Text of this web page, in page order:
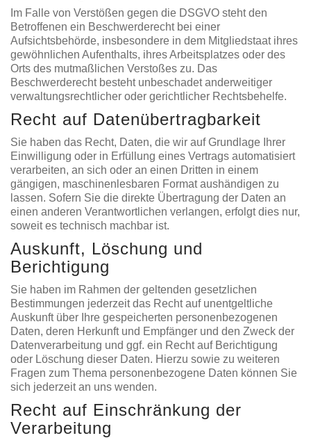
Im Falle von Verstößen gegen die DSGVO steht den
Betroffenen ein Beschwerderecht bei einer
Aufsichtsbehörde, insbesondere in dem Mitgliedstaat ihres
gewöhnlichen Aufenthalts, ihres Arbeitsplatzes oder des
Orts des mutmaßlichen Verstoßes zu. Das
Beschwerderecht besteht unbeschadet anderweitiger
verwaltungsrechtlicher oder gerichtlicher Rechtsbehelfe.
Recht auf Daten­übertrag­barkeit
Sie haben das Recht, Daten, die wir auf Grundlage Ihrer
Einwilligung oder in Erfüllung eines Vertrags automatisiert
verarbeiten, an sich oder an einen Dritten in einem
gängigen, maschinenlesbaren Format aushändigen zu
lassen. Sofern Sie die direkte Übertragung der Daten an
einen anderen Verantwortlichen verlangen, erfolgt dies nur,
soweit es technisch machbar ist.
Auskunft, Löschung und
Berichtigung
Sie haben im Rahmen der geltenden gesetzlichen
Bestimmungen jederzeit das Recht auf unentgeltliche
Auskunft über Ihre gespeicherten personenbezogenen
Daten, deren Herkunft und Empfänger und den Zweck der
Datenverarbeitung und ggf. ein Recht auf Berichtigung
oder Löschung dieser Daten. Hierzu sowie zu weiteren
Fragen zum Thema personenbezogene Daten können Sie
sich jederzeit an uns wenden.
Recht auf Einschränkung der
Verarbeitung